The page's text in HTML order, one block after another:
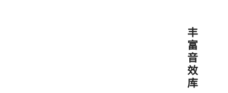
丰
富
音
效
库